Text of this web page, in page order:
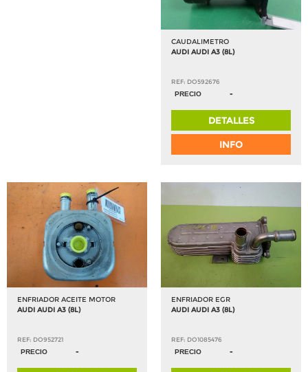
CAUDALIMETRO
AUDI AUDI A3 (8L)
REF: DO592676
PRECIO
-
DETALLES
INFO
ENFRIADOR ACEITE MOTOR
AUDI AUDI A3 (8L)
REF: DO952721
PRECIO
-
ENFRIADOR EGR
AUDI AUDI A3 (8L)
REF: DO1085476
PRECIO
-